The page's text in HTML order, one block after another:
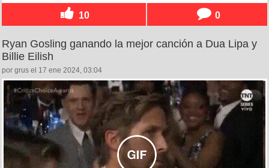
10 0
Ryan Gosling ganando la mejor canción a Dua Lipa y
Billie Eilish
por grus el 17 ene 2024, 03:04